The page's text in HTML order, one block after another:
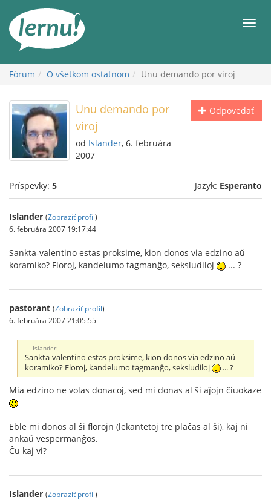
obsah
Fórum O všetkom ostatnom Unu demando por viroj
Odpovedať
Unu demando por
viroj
od Islander, 6. februára
2007
Príspevky: 5 Jazyk: Esperanto
Islander (Zobraziť profil)
6. februára 2007 19:17:44
Sankta-valentino estas proksime, kion donos via edzino aŭ
koramiko? Floroj, kandelumo tagmanĝo, seksludiloj
... ?
pastorant (Zobraziť profil)
6. februára 2007 21:05:55
Islander:
Sankta-valentino estas proksime, kion donos via edzino aŭ
koramiko? Floroj, kandelumo tagmanĝo, seksludiloj
... ?
Mia edzino ne volas donacoj, sed mi donas al ŝi aĵojn ĉiuokaze
Eble mi donos al ŝi florojn (lekantetoj tre plaĉas al ŝi), kaj ni
ankaŭ vespermanĝos.
Ĉu kaj vi?
Islander (Zobraziť profil)